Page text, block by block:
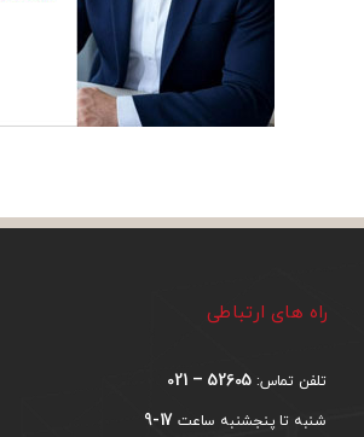
راه های ارتباطی
تلفن تماس: 52605 – 021
شنبه تا پنجشنبه ساعت 17-9